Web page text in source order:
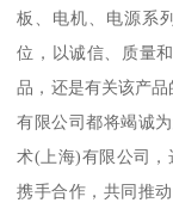
板、电机、电源系
位，以诚信、质量
品，还是有关该产
有限公司都将竭诚
术(上海)有限公司，
携手合作，共同推